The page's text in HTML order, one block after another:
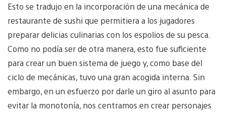
Esto se tradujo en la incorporación de una mecánica de
restaurante de sushi que permitiera a los jugadores
preparar delicias culinarias con los espolios de su pesca.
Como no podía ser de otra manera, esto fue suficiente
para crear un buen sistema de juego y, como base del
ciclo de mecánicas, tuvo una gran acogida interna. Sin
embargo, en un esfuerzo por darle un giro al asunto para
evitar la monotonía, nos centramos en crear personajes